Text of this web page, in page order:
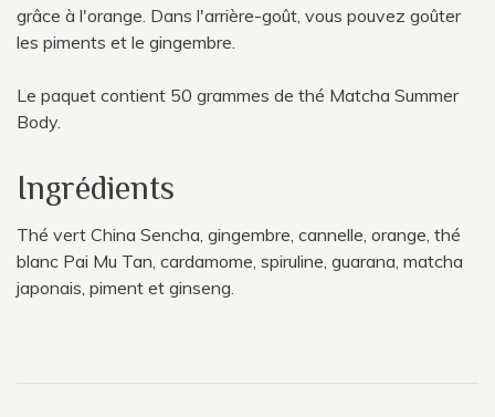
grâce à l'orange. Dans l'arrière-goût, vous pouvez goûter
les piments et le gingembre.
Le paquet contient 50 grammes de thé Matcha Summer
Body.
Ingrédients
Thé vert China Sencha, gingembre, cannelle, orange, thé
blanc Pai Mu Tan, cardamome, spiruline, guarana, matcha
japonais, piment et ginseng.